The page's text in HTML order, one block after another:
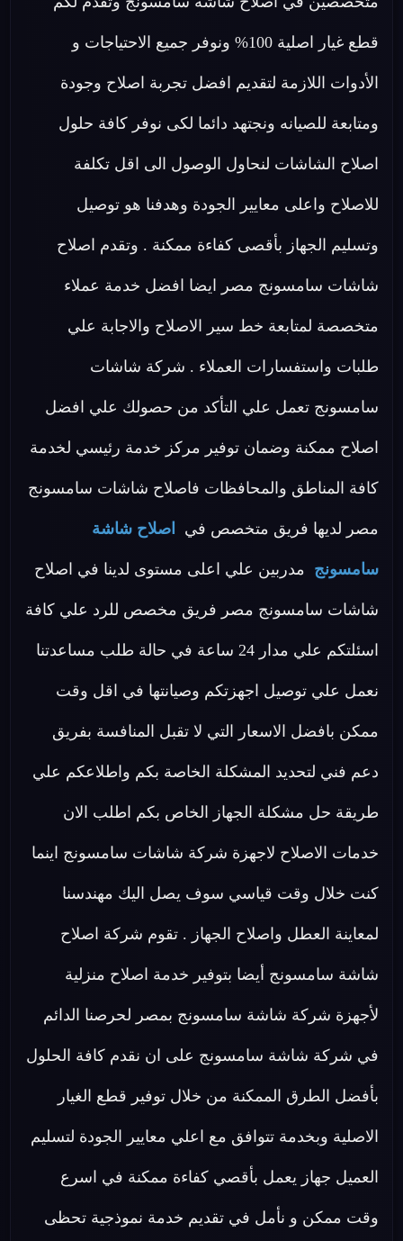
قطع غيار اصلية 100% ونوفر جميع الاحتياجات و
الأدوات اللازمة لتقديم افضل تجربة اصلاح وجودة
ومتابعة للصيانه ونجتهد دائما لكى نوفر كافة حلول
اصلاح الشاشات لنحاول الوصول الى اقل تكلفة
للاصلاح واعلى معايير الجودة وهدفنا هو توصيل
وتسليم الجهاز بأقصى كفاءة ممكنة . وتقدم اصلاح
شاشات سامسونج مصر ايضا افضل خدمة عملاء
متخصصة لمتابعة خط سير الاصلاح والاجابة علي
طلبات واستفسارات العملاء . شركة شاشات
سامسونج تعمل علي التأكد من حصولك علي افضل
اصلاح ممكنة وضمان توفير مركز خدمة رئيسي لخدمة
كافة المناطق والمحافظات فاصلاح شاشات سامسونج
مصر لديها فريق متخصص في اصلاح شاشة
سامسونج مدربين علي اعلى مستوى لدينا في اصلاح
شاشات سامسونج مصر فريق مخصص للرد علي كافة
اسئلتكم علي مدار 24 ساعة في حالة طلب مساعدتنا
نعمل علي توصيل اجهزتكم وصيانتها في اقل وقت
ممكن بافضل الاسعار التي لا تقبل المنافسة بفريق
دعم فني لتحديد المشكلة الخاصة بكم واطلاعكم علي
طريقة حل مشكلة الجهاز الخاص بكم اطلب الان
خدمات الاصلاح لاجهزة شركة شاشات سامسونج اينما
كنت خلال وقت قياسي سوف يصل اليك مهندسنا
لمعاينة العطل واصلاح الجهاز . تقوم شركة اصلاح
شاشة سامسونج أيضا بتوفير خدمة اصلاح منزلية
لأجهزة شركة شاشة سامسونج بمصر لحرصنا الدائم
في شركة شاشة سامسونج على ان نقدم كافة الحلول
بأفضل الطرق الممكنة من خلال توفير قطع الغيار
الاصلية وبخدمة تتوافق مع اعلي معايير الجودة لتسليم
العميل جهاز يعمل بأقصي كفاءة ممكنة في اسرع
وقت ممكن و نأمل في تقديم خدمة نموذجية تحظى